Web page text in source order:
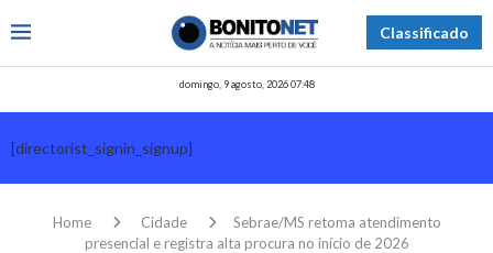
Classificado
domingo, 9 agosto, 2026 07:48
[directorist_signin_signup]
Home Cidade
Sebrae/MS retoma atendimento
presencial e registra alta procura no início de 2026